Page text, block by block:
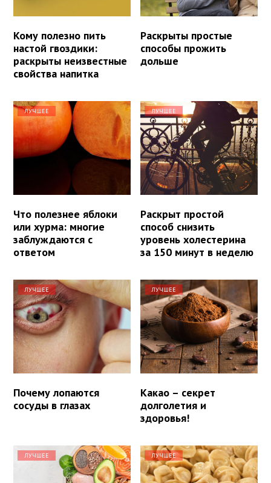
Кому полезно пить
настой гвоздики:
раскрыты неизвестные
свойства напитка
Раскрыты простые
способы прожить
дольше
ЛУЧШЕЕ
Что полезнее яблоки
или хурма: многие
заблуждаются с
ответом
ЛУЧШЕЕ
Раскрыт простой
способ снизить
уровень холестерина
за 150 минут в неделю
ЛУЧШЕЕ
Почему лопаются
сосуды в глазах
ЛУЧШЕЕ
Какао – секрет
долголетия и
здоровья!
ЛУЧШЕЕ ЛУЧШЕЕ